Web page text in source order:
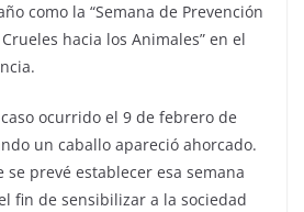
como la “Semana de Prevención
hacia los Animales” en el
ocurrido el 9 de febrero de
un caballo apareció ahorcado.
se prevé establecer esa semana
fin de sensibilizar a la sociedad